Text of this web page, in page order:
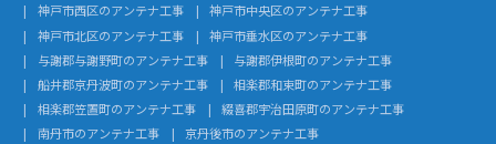
神戸市西区のアンテナ工事
神戸市中央区のアンテナ工事
神戸市北区のアンテナ工事
神戸市垂水区のアンテナ工事
与謝郡与謝野町のアンテナ工事
与謝郡伊根町のアンテナ工事
船井郡京丹波町のアンテナ工事
相楽郡和束町のアンテナ工事
相楽郡笠置町のアンテナ工事
綴喜郡宇治田原町のアンテナ工事
南丹市のアンテナ工事
京丹後市のアンテナ工事